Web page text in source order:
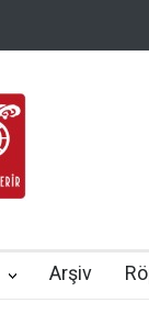
Arşiv